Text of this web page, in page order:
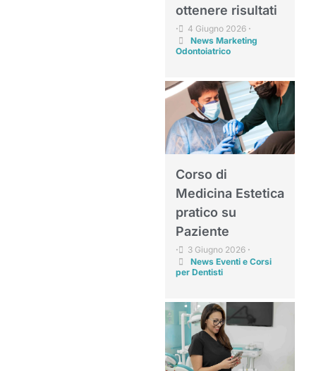
ottenere risultati
• 4 Giugno 2026 •
News Marketing
Odontoiatrico
Corso di
Medicina Estetica
pratico su
Paziente
• 3 Giugno 2026 •
News Eventi e Corsi
per Dentisti